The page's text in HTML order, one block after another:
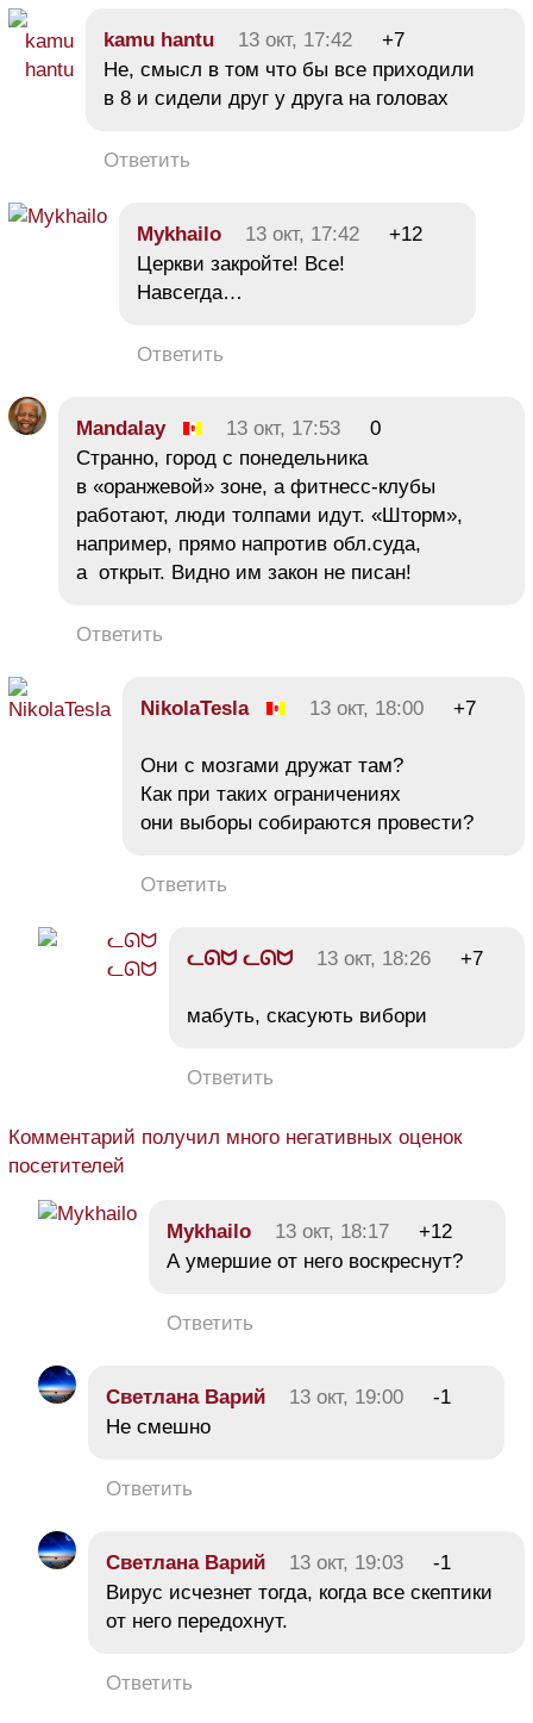
kamu hantu 13 окт, 17:42
+7
Не, смысл в том что бы все приходили
в 8 и сидели друг у друга на головах
Ответить
Mykhailo 13 окт, 17:42
+12
Церкви закройте! Все!
Навсегда…
Ответить
Mandalay 13 окт, 17:53
0
Странно, город с понедельника
в «оранжевой» зоне, а фитнесс-клубы
работают, люди толпами идут. «Шторм»,
например, прямо напротив обл.суда,
а открыт. Видно им закон не писан!
Ответить
NikolaTesla 13 окт, 18:00 +7
Они с мозгами дружат там?
Как при таких ограничениях
они выборы собираются провести?
Ответить
ᓚᘏᗢ ᓚᘏᗢ 13 окт, 18:26 +7
мабуть, скасують вибори
Ответить
Комментарий получил много негативных оценок
посетителей
Mykhailo 13 окт, 18:17
+12
А умершие от него воскреснут?
Ответить
Светлана Варий 13 окт, 19:00
-1
Не смешно
Ответить
Светлана Варий 13 окт, 19:03
-1
Вирус исчезнет тогда, когда все скептики
от него передохнут.
Ответить